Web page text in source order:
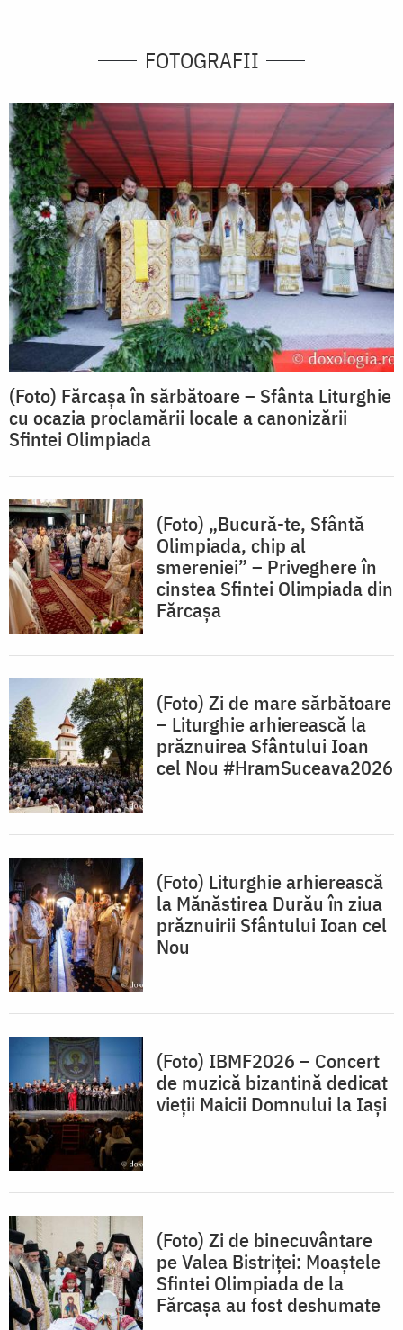
FOTOGRAFII
(Foto) Fărcașa în sărbătoare – Sfânta Liturghie
cu ocazia proclamării locale a canonizării
Sfintei Olimpiada
(Foto) „Bucură-te, Sfântă
Olimpiada, chip al
smereniei” – Priveghere în
cinstea Sfintei Olimpiada din
Fărcașa
(Foto) Zi de mare sărbătoare
– Liturghie arhierească la
prăznuirea Sfântului Ioan
cel Nou #HramSuceava2026
(Foto) Liturghie arhierească
la Mănăstirea Durău în ziua
prăznuirii Sfântului Ioan cel
Nou
(Foto) IBMF2026 – Concert
de muzică bizantină dedicat
vieții Maicii Domnului la Iași
(Foto) Zi de binecuvântare
pe Valea Bistriței: Moaștele
Sfintei Olimpiada de la
Fărcașa au fost deshumate